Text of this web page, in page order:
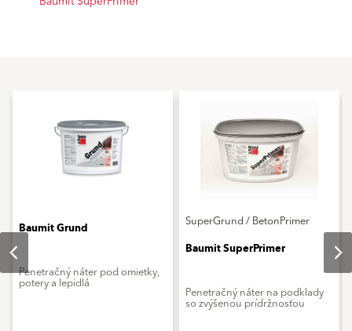
Baumit Grund
Penetračný náter pod omietky,
potery a lepidlá
SuperGrund / BetonPrimer
Baumit SuperPrimer
Penetračný náter na podklady
so zvýšenou prídržnosťou